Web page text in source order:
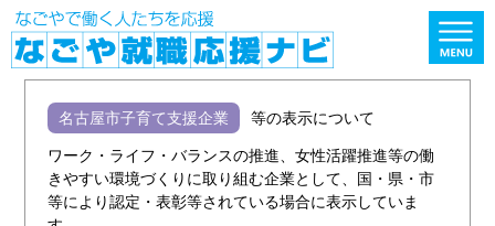
名古屋市子育て支援企業 等の表示について
ワーク・ライフ・バランスの推進、女性活躍推進等の働
きやすい環境づくりに取り組む企業として、国・県・市
等により認定・表彰等されている場合に表示していま